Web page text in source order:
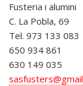
Fusteria i alumini
C. La Pobla, 69
Tel. 973 133 083
650 934 861
630 149 035